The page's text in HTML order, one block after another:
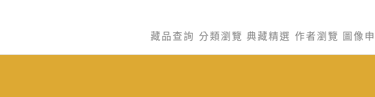
藏品查詢 分類瀏覽 典藏精選 作者瀏覽 圖像